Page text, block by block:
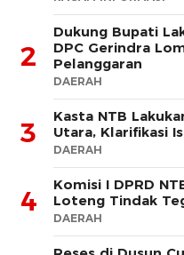
2
Dukung Bupati
DPC Gerindra
Pelanggaran
DAERAH
3
Kasta NTB
Utara, Klarifikasi
DAERAH
4
Komisi I DPRD
Loteng Tindak
DAERAH